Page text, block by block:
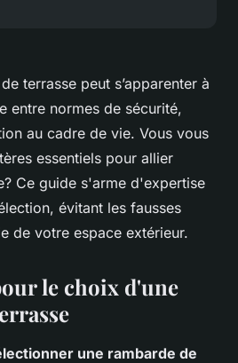
terrasse peut s’apparenter à
entre normes de sécurité,
au cadre de vie. Vous vous
essentiels pour allier
Ce guide s'arme d'expertise
évitant les fausses
de votre espace extérieur.
le choix d'une
une rambarde de